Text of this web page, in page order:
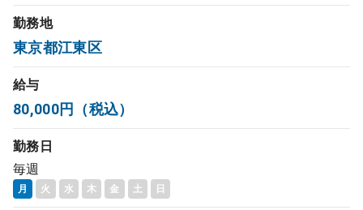
DtoDの転職・アルバイト支援
コンサルタント
成功事例
転職ノウハウ
勤務地
東京都江東区
給与
80,000円（税込）
勤務日
毎週
月 火 水 木 金 土 日